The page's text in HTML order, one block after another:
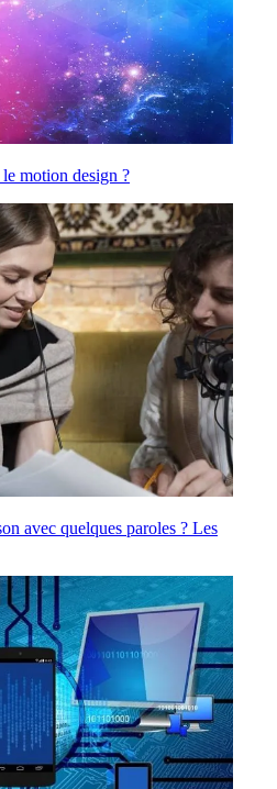
motion design ?
avec quelques paroles ? Les